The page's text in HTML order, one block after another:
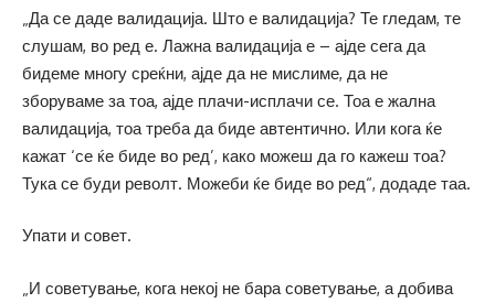
„Да се даде валидација. Што е валидација? Те гледам, те
слушам, во ред е. Лажна валидација е – ајде сега да
бидеме многу среќни, ајде да не мислиме, да не
зборуваме за тоа, ајде плачи-исплачи се. Тоа е жална
валидација, тоа треба да биде автентично. Или кога ќе
кажат ‘се ќе биде во ред’, како можеш да го кажеш тоа?
Тука се буди револт. Можеби ќе биде во ред“, додаде таа.
Упати и совет.
„И советување, кога некој не бара советување, а добива